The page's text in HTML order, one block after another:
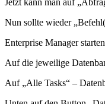
Nun sollte wieder
Enterprise Manager
Auf die jeweilige
Auf „Alle Tasks“ –